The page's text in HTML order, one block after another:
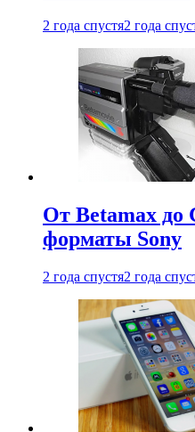
2 года спустя2 года
От Betamax до
форматы Sony
2 года спустя2 года